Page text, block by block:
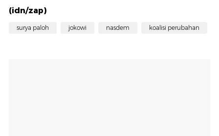
(idn/zap)
surya paloh jokowi nasdem koalisi perubahan